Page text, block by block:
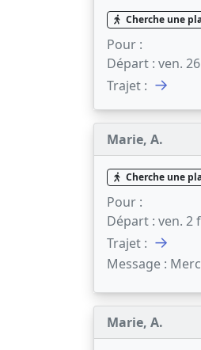
Cherche une
Pour :
Départ : ven.
Trajet : →
Marie, A.
Cherche une
Pour :
Départ : ven. 2
Trajet : →
Message :
Marie, A.